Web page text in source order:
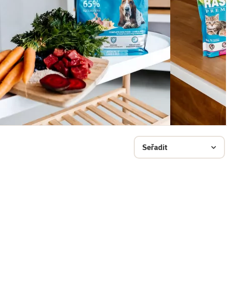
Seřadit